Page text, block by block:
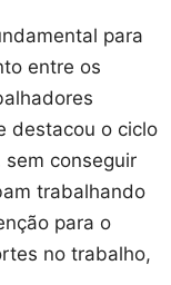
para
entre os
destacou o ciclo
conseguir
trabalhando
para o
no trabalho,